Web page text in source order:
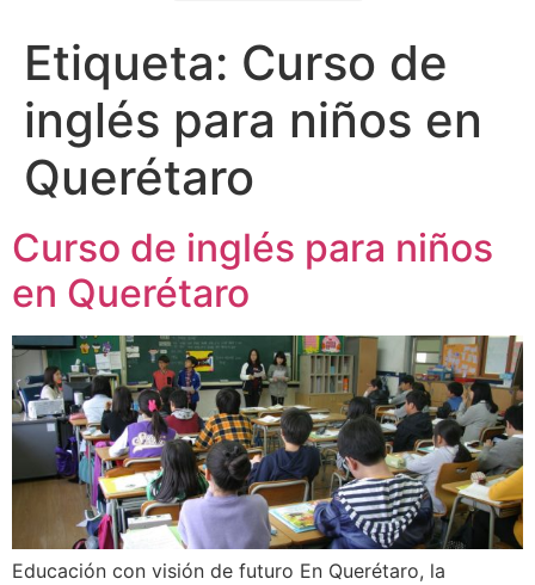
Etiqueta: Curso de
inglés para niños en
Querétaro
Curso de inglés para niños
en Querétaro
Educación con visión de futuro En Querétaro, la